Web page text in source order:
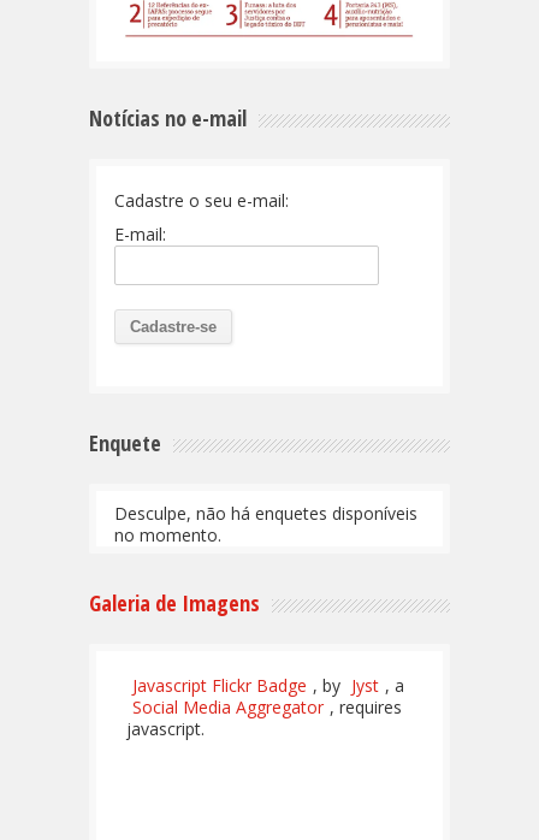
Notícias no e-mail
Cadastre o seu e-mail:
E-mail:
Enquete
Desculpe, não há enquetes disponíveis
no momento.
Galeria de Imagens
Javascript Flickr Badge , by Jyst , a
Social Media Aggregator , requires
javascript.